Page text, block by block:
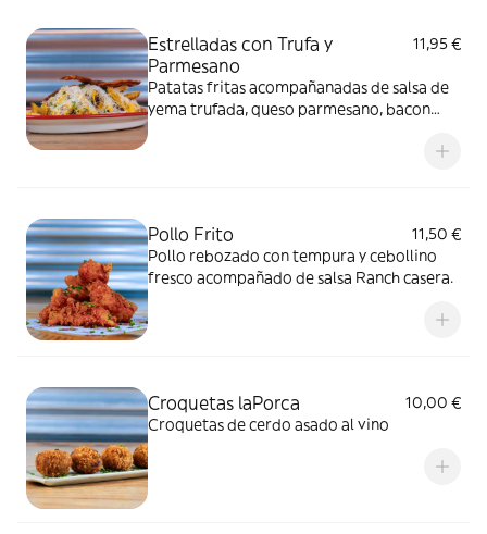
Estrelladas con Trufa y
Parmesano
11,95 €
Patatas fritas acompañanadas de salsa de
yema trufada, queso parmesano, bacon
Pollo Frito
11,50 €
Pollo rebozado con tempura y cebollino
fresco acompañado de salsa Ranch casera.
Croquetas laPorca
10,00 €
Croquetas de cerdo asado al vino